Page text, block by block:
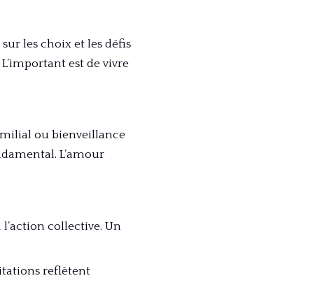
les choix et les défis
est de vivre
ou bienveillance
L’amour
collective. Un
reflètent